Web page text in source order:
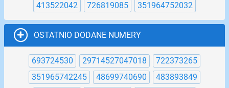
413522042
726819085 351964752032
OSTATNIO DODANE NUMERY
693724530 29714527047018
722373265
351965742245
48699740690
483893849